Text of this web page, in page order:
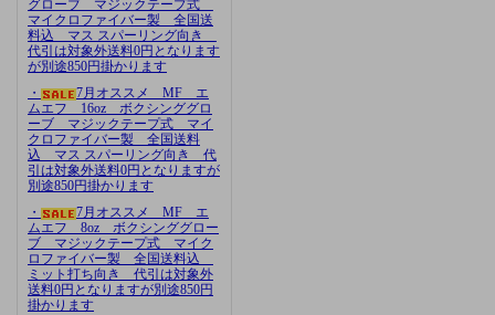
グローブ マジックテープ式
マイクロファイバー製 全国送
料込 マス スパーリング向き
代引は対象外送料0円となります
が別途850円掛かります
・
7月オススメ MF エ
ムエフ 16oz ボクシンググロ
ーブ マジックテープ式 マイ
クロファイバー製 全国送料
込 マス スパーリング向き 代
引は対象外送料0円となりますが
別途850円掛かります
・
7月オススメ MF エ
ムエフ 8oz ボクシンググロー
ブ マジックテープ式 マイク
ロファイバー製 全国送料込
ミット打ち向き 代引は対象外
送料0円となりますが別途850円
掛かります